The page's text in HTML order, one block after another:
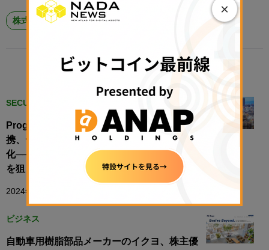
株式投資ニュース
RELATED POSTS
SECURITY TOKEN
Progmat、NTTデータ、SBI R3 Japanが連
携、デジタルアセット発行・管理基盤をSaaS
化──ST事業への参入ハードル下げ、市場拡大
を狙う
2024年11月1日 10:00
ビジネス
自動車用樹脂部品メーカーのイクヨ、株主優
×